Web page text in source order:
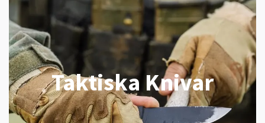
Taktiska Knivar